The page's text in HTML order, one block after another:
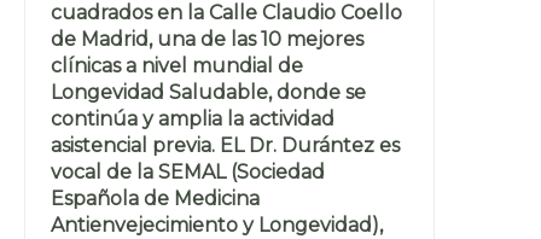
cuadrados en la Calle Claudio Coello
de Madrid, una de las 10 mejores
clínicas a nivel mundial de
Longevidad Saludable, donde se
continúa y amplia la actividad
asistencial previa. EL Dr. Durántez es
vocal de la SEMAL (Sociedad
Española de Medicina
Antienvejecimiento y Longevidad),